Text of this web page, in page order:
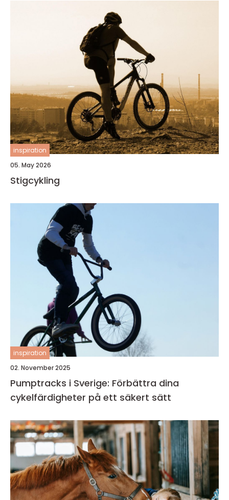
inspiration
05. May 2026
Stigcykling
inspiration
02. November 2025
Pumptracks i Sverige: Förbättra dina
cykelfärdigheter på ett säkert sätt